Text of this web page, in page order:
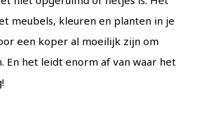
meubels, kleuren en planten in je
een koper al moeilijk zijn om
En het leidt enorm af van waar het